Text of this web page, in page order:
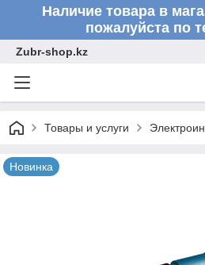
Наличие товара в
пожалуйста по
Zubr-shop.kz
Товары и услуги
Новинка